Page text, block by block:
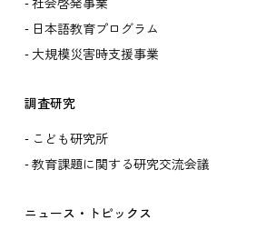
社会啓発事業
日本語教育プログラム
大規模災害時支援事業
調査研究
こども研究所
教育課題に関する研究交流会議
ニュース・トピックス